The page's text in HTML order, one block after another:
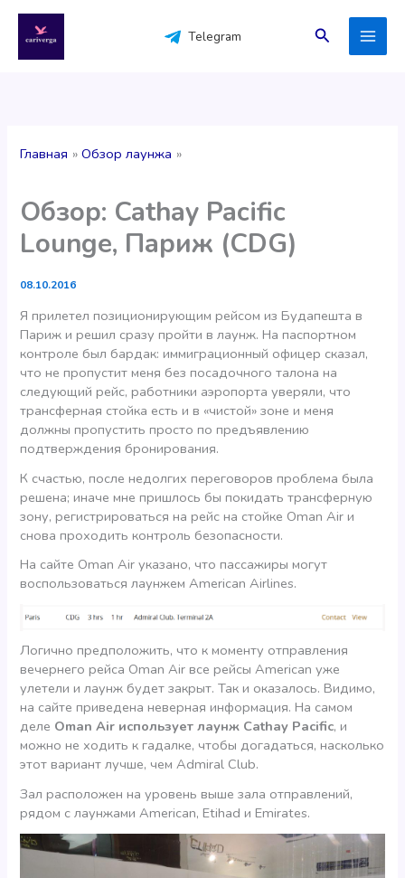
содержимому
Telegram Поиск
Главная Обзор лаунжа
Обзор: Cathay Pacific
Lounge, Париж (CDG)
08.10.2016
Я прилетел позиционирующим рейсом из Будапешта в
Париж и решил сразу пройти в лаунж. На паспортном
контроле был бардак: иммиграционный офицер сказал,
что не пропустит меня без посадочного талона на
следующий рейс, работники аэропорта уверяли, что
трансферная стойка есть и в «чистой» зоне и меня
должны пропустить просто по предъявлению
подтверждения бронирования.
К счастью, после недолгих переговоров проблема была
решена; иначе мне пришлось бы покидать трансферную
зону, регистрироваться на рейс на стойке Oman Air и
снова проходить контроль безопасности.
На сайте Oman Air указано, что пассажиры могут
воспользоваться лаунжем American Airlines.
Логично предположить, что к моменту отправления
вечернего рейса Oman Air все рейсы American уже
улетели и лаунж будет закрыт. Так и оказалось. Видимо,
на сайте приведена неверная информация. На самом
деле Oman Air использует лаунж Cathay Pacific, и
можно не ходить к гадалке, чтобы догадаться, насколько
этот вариант лучше, чем Admiral Club.
Зал расположен на уровень выше зала отправлений,
рядом с лаунжами American, Etihad и Emirates.